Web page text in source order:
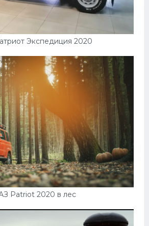
Экспедиция 2020
Patriot 2020 в лес